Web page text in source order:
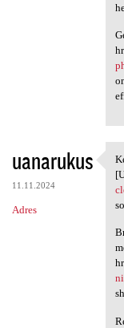
uanarukus
11.11.2024
Adres